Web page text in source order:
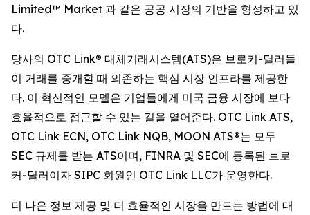
Limited™ Market 과 같은 공공 시장의 기반을 형성하고 있
다.
당사의 OTC Link® 대체거래시스템(ATS)은 브로커-딜러들
이 거래를 중개할 때 의존하는 핵심 시장 인프라를 제공한
다. 이 혁신적인 모델은 기업들에게 미국 금융 시장에 보다
효율적으로 접근할 수 있는 길을 열어준다. OTC Link ATS,
OTC Link ECN, OTC Link NQB, MOON ATS®는 모두
SEC 규제를 받는 ATS이며, FINRA 및 SEC에 등록된 브로
커-딜러이자 SIPC 회원인 OTC Link LLC가 운영한다.
더 나은 정보 제공 및 더 효율적인 시장을 만드는 방법에 대